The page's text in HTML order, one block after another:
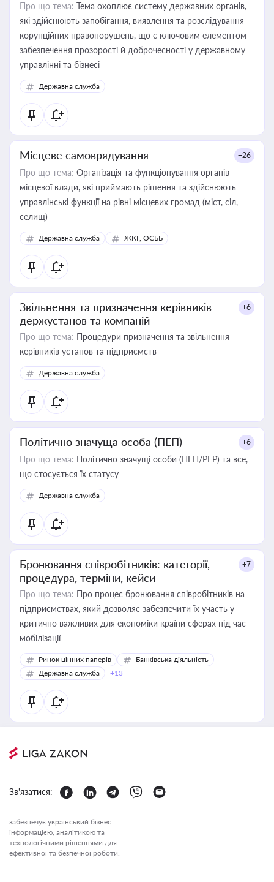
Про що тема: Тема охоплює систему державних органів,
які здійснюють запобігання, виявлення та розслідування
корупційних правопорушень, що є ключовим елементом
забезпечення прозорості й доброчесності у державному
управлінні та бізнесі
Державна служба
Місцеве самоврядування +26
Про що тема: Організація та функціонування органів
місцевої влади, які приймають рішення та здійснюють
управлінські функції на рівні місцевих громад (міст, сіл,
селищ)
Державна служба ЖКГ, ОСББ
Звільнення та призначення керівників
держустанов та компаній
+6
Про що тема: Процедури призначення та звільнення
керівників установ та підприємств
Державна служба
Політично значуща особа (ПЕП) +6
Про що тема: Політично значущі особи (ПЕП/PEP) та все,
що стосується їх статусу
Державна служба
Бронювання співробітників: категорії,
процедура, терміни, кейси
+7
Про що тема: Про процес бронювання співробітників на
підприємствах, який дозволяє забезпечити їх участь у
критично важливих для економіки країни сферах під час
мобілізації
Ринок цінних паперів
Банківська діяльність
Державна служба
+13
Зв'язатися:
забезпечує український бізнес
інформацією, аналітикою та
технологічними рішеннями для
ефективної та безпечної роботи.